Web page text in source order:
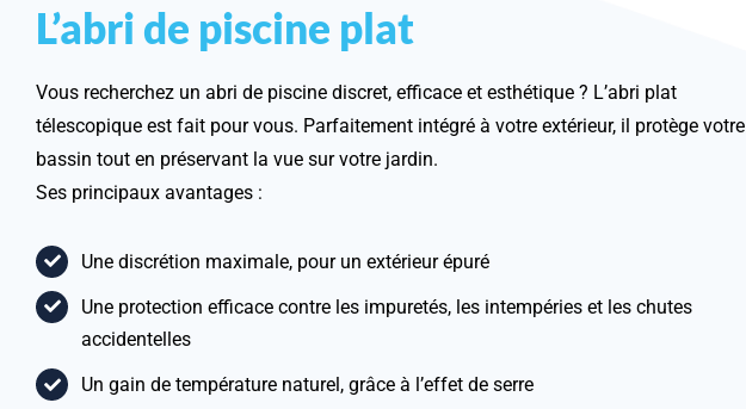
L’abri de piscine plat
Vous recherchez un abri de piscine discret, efficace et esthétique ? L’abri plat
télescopique est fait pour vous. Parfaitement intégré à votre extérieur, il protège votre
bassin tout en préservant la vue sur votre jardin.
Ses principaux avantages :
Une discrétion maximale, pour un extérieur épuré
Une protection efficace contre les impuretés, les intempéries et les chutes
accidentelles
Un gain de température naturel, grâce à l’effet de serre